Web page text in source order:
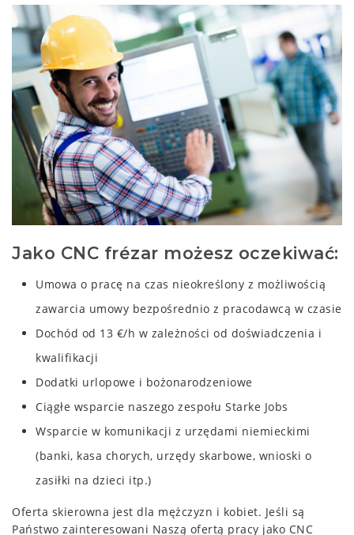
Jako CNC frézar możesz oczekiwać:
Umowa o pracę na czas nieokreślony z możliwością
zawarcia umowy bezpośrednio z pracodawcą w czasie
Dochód od 13 €/h w zależności od doświadczenia i
kwalifikacji
Dodatki urlopowe i bożonarodzeniowe
Ciągłe wsparcie naszego zespołu Starke Jobs
Wsparcie w komunikacji z urzędami niemieckimi
(banki, kasa chorych, urzędy skarbowe, wnioski o
zasiłki na dzieci itp.)
Oferta skierowna jest dla mężczyzn i kobiet. Jeśli są
Państwo zainteresowani Naszą ofertą pracy jako CNC